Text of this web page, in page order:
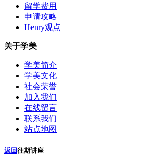
留学费用
申请攻略
Henry观点
关于学美
学美简介
学美文化
社会荣誉
加入我们
在线留言
联系我们
站点地图
返回往期讲座